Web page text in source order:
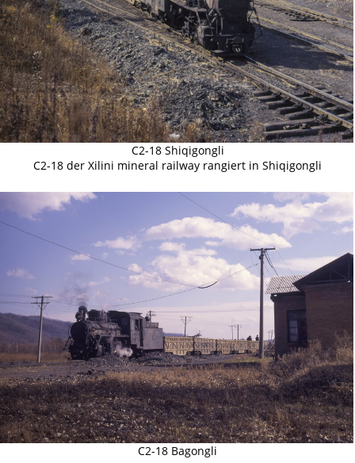
C2-18 Shiqigongli
C2-18 der Xilini mineral railway rangiert in Shiqigongli
C2-18 Bagongli